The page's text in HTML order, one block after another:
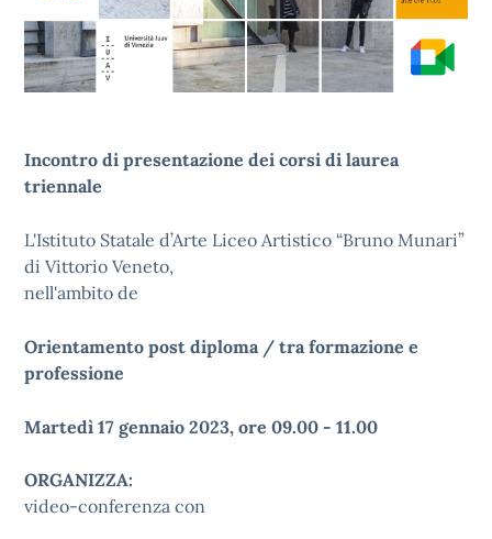
Incontro di presentazione dei corsi di laurea
triennale
L'Istituto Statale d’Arte Liceo Artistico “Bruno Munari”
di Vittorio Veneto,
nell'ambito de
Orientamento post diploma / tra formazione e
professione
Martedì 17 gennaio 2023, ore 09.00 - 11.00
ORGANIZZA:
video-conferenza con